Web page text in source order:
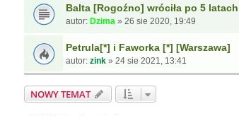
Balta [Rogoźno] wróciła po 5 latach
autor: Dzima» 26 sie 2020, 19:49
Petrula[*] i Faworka [*] [Warszawa]
autor: zink» 24 sie 2021, 13:41
NOWY TEMAT